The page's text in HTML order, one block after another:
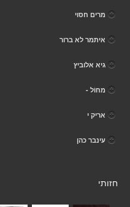
מרים חסוי
איתמר לא ברור
גיא אלוביץ
מחוֹל -
אריק י
עינבר כהן
חזותי